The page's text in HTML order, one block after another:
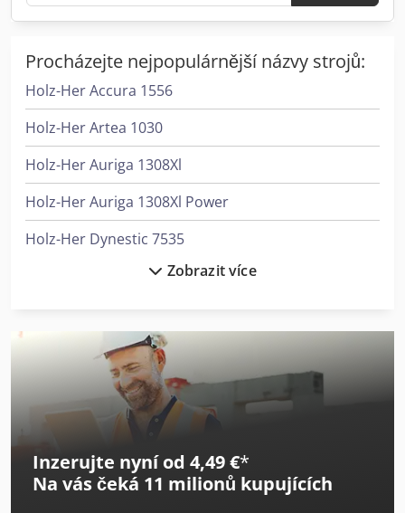
Procházejte nejpopulárnější názvy strojů:
Holz-Her Accura 1556
Holz-Her Artea 1030
Holz-Her Auriga 1308Xl
Holz-Her Auriga 1308Xl Power
Holz-Her Dynestic 7535
Holz-Her Epicon 7235
Holz-Her Evolution 7405 4Mat
Holz-Her Evolution 7405 Connect
Holz-Her Pro-Master 7017
Holz-Her Sector 1257
Holz-Her Sprint 1329 Multi
Zobrazit více
Inzerujte nyní od 4,49 €*
Na vás čeká 11 milionů kupujících